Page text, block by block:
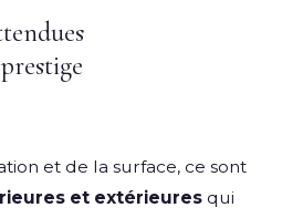
et de la surface, ce sont
et extérieures qui